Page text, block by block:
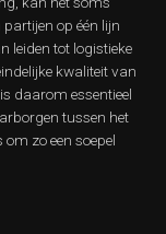
op één lijn
leiden tot logistieke
kwaliteit van
daarom essentieel
tussen het
zo een soepel